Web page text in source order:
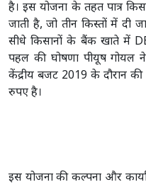
है। इस योजना के तहत पात्र
जाती है, जो तीन किस्तों में दी
सीधे किसानों के बैंक खाते में
पहल की घोषणा पीयूष गोयल
केंद्रीय बजट 2019 के दौरान
रुपए है।
इस योजना की कल्पना और